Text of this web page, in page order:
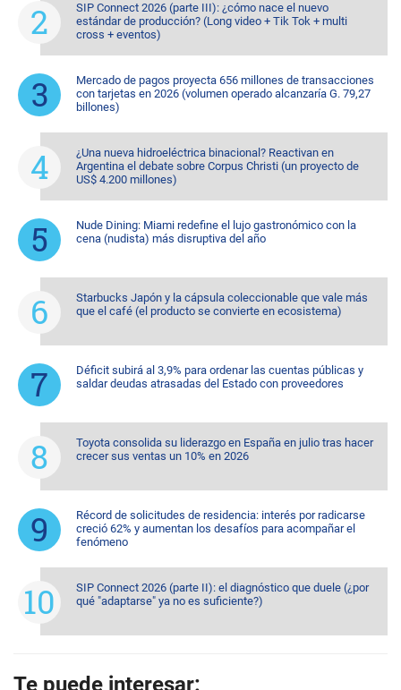
SIP Connect 2026 (parte III): ¿cómo nace el nuevo
estándar de producción? (Long video + Tik Tok + multi
cross + eventos)
Mercado de pagos proyecta 656 millones de transacciones
con tarjetas en 2026 (volumen operado alcanzaría G. 79,27
billones)
¿Una nueva hidroeléctrica binacional? Reactivan en
Argentina el debate sobre Corpus Christi (un proyecto de
US$ 4.200 millones)
Nude Dining: Miami redefine el lujo gastronómico con la
cena (nudista) más disruptiva del año
Starbucks Japón y la cápsula coleccionable que vale más
que el café (el producto se convierte en ecosistema)
Déficit subirá al 3,9% para ordenar las cuentas públicas y
saldar deudas atrasadas del Estado con proveedores
Toyota consolida su liderazgo en España en julio tras hacer
crecer sus ventas un 10% en 2026
Récord de solicitudes de residencia: interés por radicarse
creció 62% y aumentan los desafíos para acompañar el
fenómeno
SIP Connect 2026 (parte II): el diagnóstico que duele (¿por
qué "adaptarse" ya no es suficiente?)
Te puede interesar: